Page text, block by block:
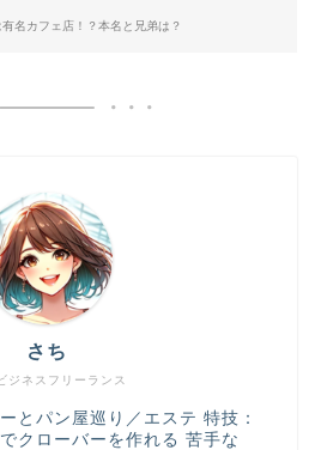
名カフェ店！？本名と兄弟は？
ジネスフリーランス
さち
とパン屋巡り／エステ 特技：
クローバーを作れる 苦手な